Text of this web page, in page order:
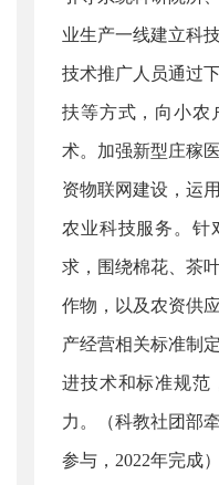
业生产一线建立科
技术推广人员通过
扶等方式，向小农
术。加强新型庄稼
资物联网建设，运
农业科技服务。针
求，围绕棉花、茶
作物，以及农资供
产经营相关标准制
进技术和标准规范
力。（科教社团部
参与，2022年完成）